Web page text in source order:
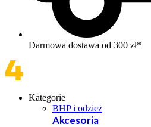
Darmowa dostawa od 300 zł*
Kategorie
BHP i odzież
Akcesoria